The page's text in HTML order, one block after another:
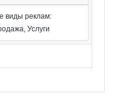
виды реклам:
Услуги